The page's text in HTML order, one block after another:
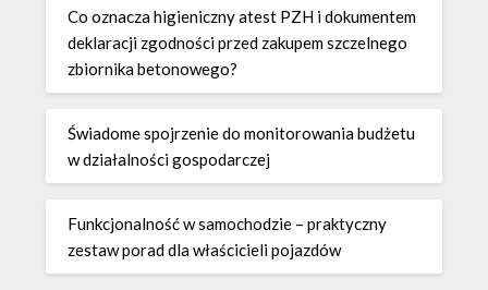
Co oznacza higieniczny atest PZH i dokumentem
deklaracji zgodności przed zakupem szczelnego
zbiornika betonowego?
Świadome spojrzenie do monitorowania budżetu
w działalności gospodarczej
Funkcjonalność w samochodzie – praktyczny
zestaw porad dla właścicieli pojazdów